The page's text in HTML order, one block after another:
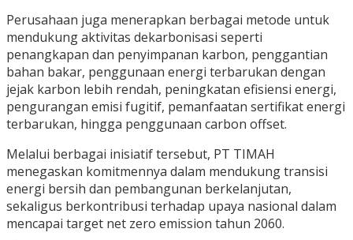
Perusahaan juga menerapkan berbagai metode untuk
mendukung aktivitas dekarbonisasi seperti
penangkapan dan penyimpanan karbon, penggantian
bahan bakar, penggunaan energi terbarukan dengan
jejak karbon lebih rendah, peningkatan efisiensi energi,
pengurangan emisi fugitif, pemanfaatan sertifikat energi
terbarukan, hingga penggunaan carbon offset.
Melalui berbagai inisiatif tersebut, PT TIMAH
menegaskan komitmennya dalam mendukung transisi
energi bersih dan pembangunan berkelanjutan,
sekaligus berkontribusi terhadap upaya nasional dalam
mencapai target net zero emission tahun 2060.